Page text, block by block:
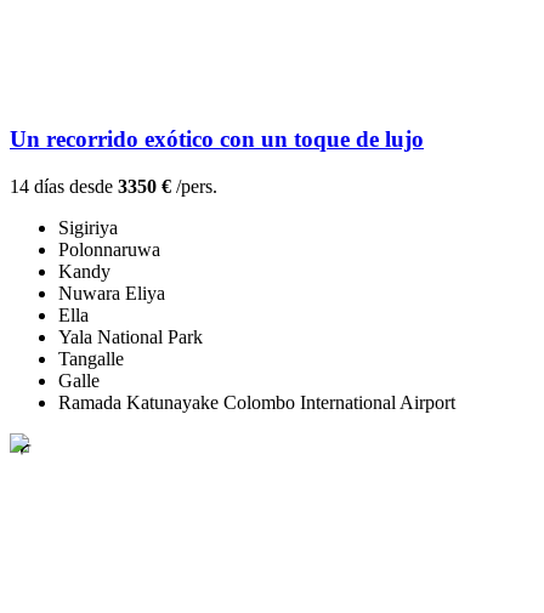
Un recorrido exótico con un toque de lujo
14 días desde 3350 € /pers.
Sigiriya
Polonnaruwa
Kandy
Nuwara Eliya
Ella
Yala National Park
Tangalle
Galle
Ramada Katunayake Colombo International Airport